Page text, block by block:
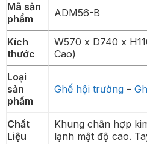
Mã sản
phẩm
ADM56-B
Kích
thước
W570 x D740 x
Cao)
Loại
sản
phẩm
Ghế hội trường –
Chất
Liệu
Khung chân hợp
lạnh mật độ cao.